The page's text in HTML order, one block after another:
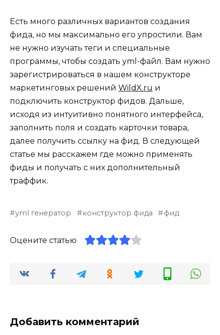
Есть много различных вариантов создания
фида, но мы максимально его упростили. Вам
не нужно изучать теги и специальные
программы, чтобы создать yml-файл. Вам нужно
зарегистрироваться в нашем конструкторе
маркетинговых решений WildX.ru и
подключить конструктор фидов. Дальше,
исходя из интуитивно понятного интерфейса,
заполнить поля и создать карточки товара,
далее получить ссылку на фид. В следующей
статье мы расскажем где можно применять
фиды и получать с них дополнительный
траффик.
yml генератор конструктор фида фид
Оцените статью
Добавить комментарий